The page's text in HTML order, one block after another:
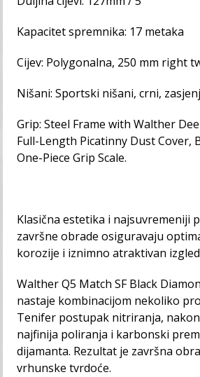
Kapacitet spremnika: 17 metaka
Cijev: Polygonalna, 250 mm right
Nišani: Sportski nišani, crni,
Grip: Steel Frame with Walther
Full-Length Picatinny Dust Cover,
One-Piece Grip Scale.
Klasična estetika i najsuvremeniji
završne obrade osiguravaju
korozije i iznimno atraktivan
Walther Q5 Match SF Black
nastaje kombinacijom nekoliko
Tenifer postupak nitriranja,
najfinija poliranja i karbonski
dijamanta. Rezultat je završna
vrhunske tvrdoće.